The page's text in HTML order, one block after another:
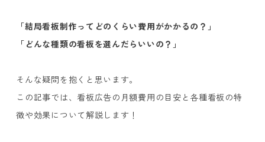
「結局看板制作ってどのくらい費用がかかるの？」
「どんな種類の看板を選んだらいいの？」
そんな疑問を抱くと思います。
この記事では、看板広告の月額費用の目安と各種看板の特
徴や効果について解説します！